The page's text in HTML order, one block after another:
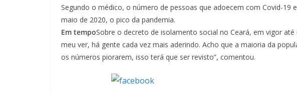
Segundo o médico, o número de pessoas que adoecem com Covid-19
maio de 2020, o pico da pandemia.
Em tempoSobre o decreto de isolamento social no Ceará, em vigor
meu ver, há gente cada vez mais aderindo. Acho que a maioria da
os números piorarem, isso terá que ser revisto”, comentou.
Compartilhe